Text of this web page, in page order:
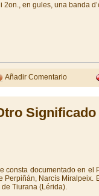
en gules, una banda
Añadir Comentario
consta documentado en
Perpiñán, Narcís Miralpeix.
Tiurana (Lérida).